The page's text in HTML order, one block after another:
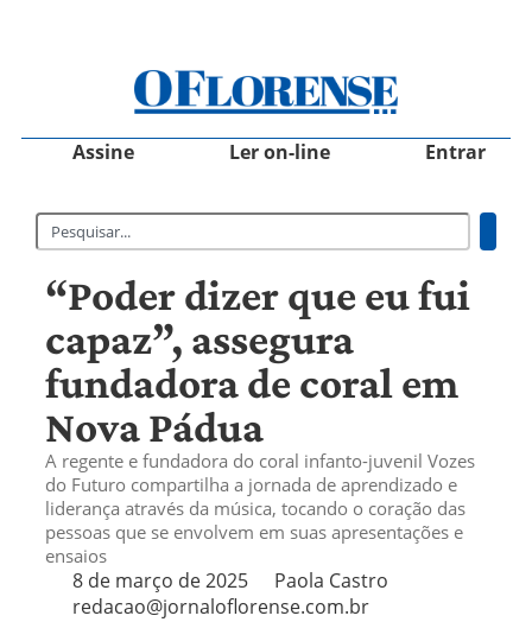
Assine Ler on-line Entrar
“Poder dizer que eu fui
capaz”, assegura
fundadora de coral em
Nova Pádua
A regente e fundadora do coral infanto-juvenil Vozes
do Futuro compartilha a jornada de aprendizado e
liderança através da música, tocando o coração das
pessoas que se envolvem em suas apresentações e
ensaios
8 de março de 2025
Paola Castro
redacao@jornaloflorense.com.br